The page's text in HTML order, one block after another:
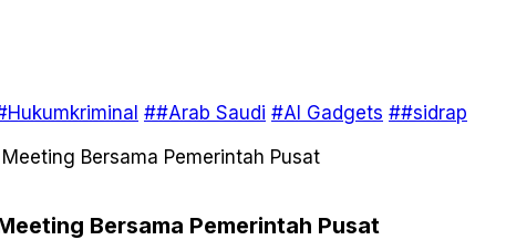
##Arab Saudi #AI Gadgets ##sidrap
Bersama Pemerintah Pusat
Bersama Pemerintah Pusat